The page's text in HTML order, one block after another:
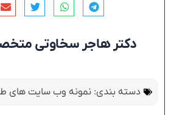
دکتر هاجر سخاوتی
دسته بندی: نمونه وب سایت های